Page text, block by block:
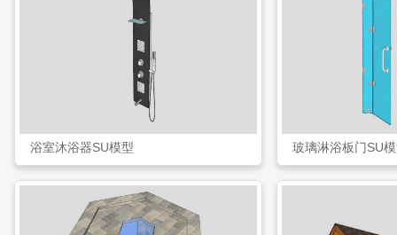
浴室沐浴器SU模型 玻璃淋浴板门SU